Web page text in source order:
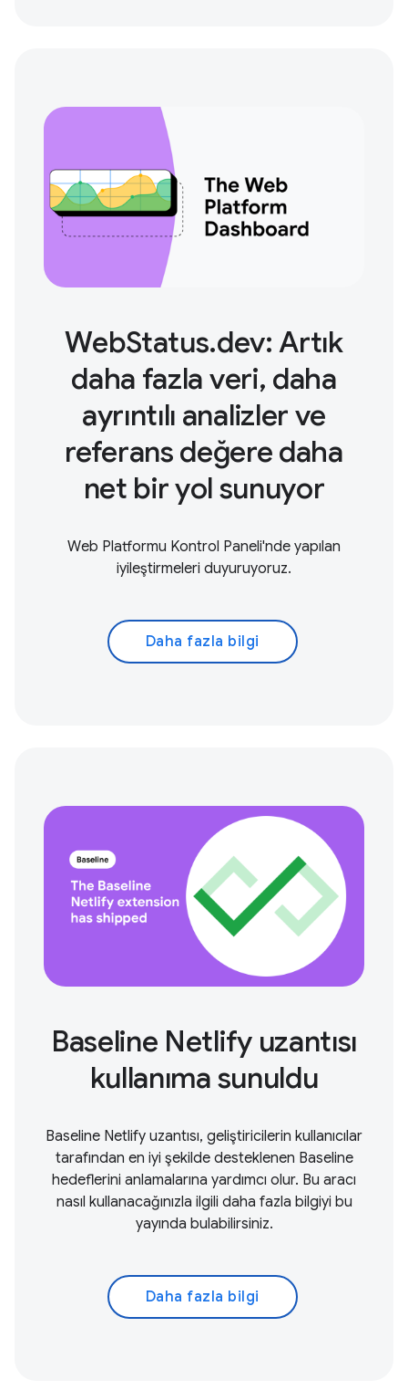
WebStatus.dev: Artık
daha fazla veri, daha
ayrıntılı analizler ve
referans değere daha
net bir yol sunuyor
Web Platformu Kontrol Paneli'nde yapılan
iyileştirmeleri duyuruyoruz.
Daha fazla bilgi
Baseline Netlify uzantısı
kullanıma sunuldu
Baseline Netlify uzantısı, geliştiricilerin kullanıcılar
tarafından en iyi şekilde desteklenen Baseline
hedeflerini anlamalarına yardımcı olur. Bu aracı
nasıl kullanacağınızla ilgili daha fazla bilgiyi bu
yayında bulabilirsiniz.
Daha fazla bilgi